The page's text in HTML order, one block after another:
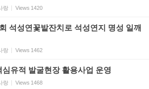
랑 Views 1420
석성연꽃밭잔치로 석성연지 명성 일깨
랑 Views 1462
유적 발굴현장 활용사업 운영
랑 Views 1468